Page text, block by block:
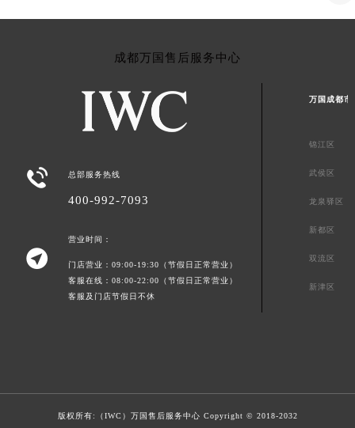
成都万国售后服务中心
 总部服务热线
400-992-7093

营业时间：
门店营业：09:00-19:30（节假日正常营业）
客服在线：08:00-22:00（节假日正常营业）
客服及门店节假日不休
万国成都市
锦江区
武侯区
龙泉驿区
新都区
双流区
新津区
版权所有:（IWC） 万国售后服务中心 Copyright © 2018-2032